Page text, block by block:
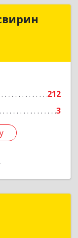
212
3
Подробнее
Курчатова ул,